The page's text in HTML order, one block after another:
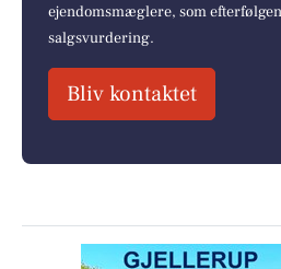
ejendomsmæglere, som
salgsvurdering.
Bliv kontaktet